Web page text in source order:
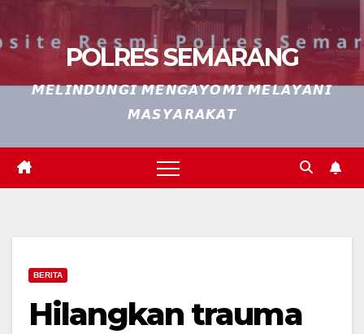
POLRES SEMARANG
𝙈𝙀𝙇𝙄𝙉𝘿𝙐𝙉𝙂𝙄 𝙈𝙀𝙉𝙂𝘼𝙔𝙊𝙈𝙄 𝙈𝙀𝙇𝘼𝙔𝘼𝙉𝙄
𝙈𝘼𝙎𝙔𝘼𝙍𝘼𝙆𝘼𝙏
BERITA
Hilangkan trauma